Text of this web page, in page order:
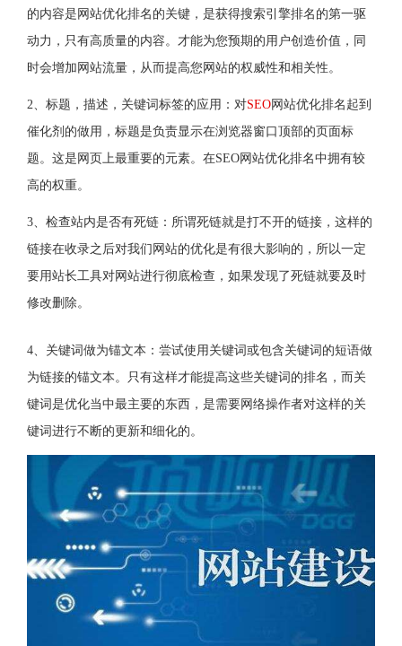
的内容是网站优化排名的关键，是获得搜索引擎排名的第一驱
动力，只有高质量的内容。才能为您预期的用户创造价值，同
时会增加网站流量，从而提高您网站的权威性和相关性。
2、标题，描述，关键词标签的应用：对SEO网站优化排名起到
催化剂的做用，标题是负责显示在浏览器窗口顶部的页面标
题。这是网页上最重要的元素。在SEO网站优化排名中拥有较
高的权重。
3、检查站内是否有死链：所谓死链就是打不开的链接，这样的
链接在收录之后对我们网站的优化是有很大影响的，所以一定
要用站长工具对网站进行彻底检查，如果发现了死链就要及时
修改删除。
4、关键词做为锚文本：尝试使用关键词或包含关键词的短语做
为链接的锚文本。只有这样才能提高这些关键词的排名，而关
键词是优化当中最主要的东西，是需要网络操作者对这样的关
键词进行不断的更新和细化的。